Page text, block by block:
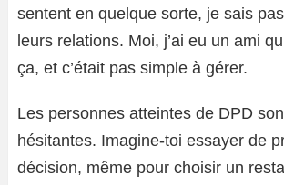
sentent en quelque sorte, je sais
leurs relations. Moi, j’ai eu un ami
ça, et c’était pas simple à gérer.
Les personnes atteintes de DPD
hésitantes. Imagine-toi essayer de
décision, même pour choisir un